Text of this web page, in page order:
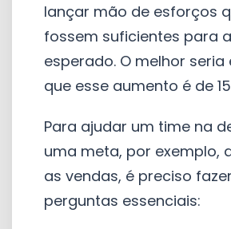
lançar mão de esforços
fossem suficientes para
esperado. O melhor
que esse aumento é de
Para ajudar um time na
uma meta, por exemplo,
as vendas, é preciso
perguntas essenciais: